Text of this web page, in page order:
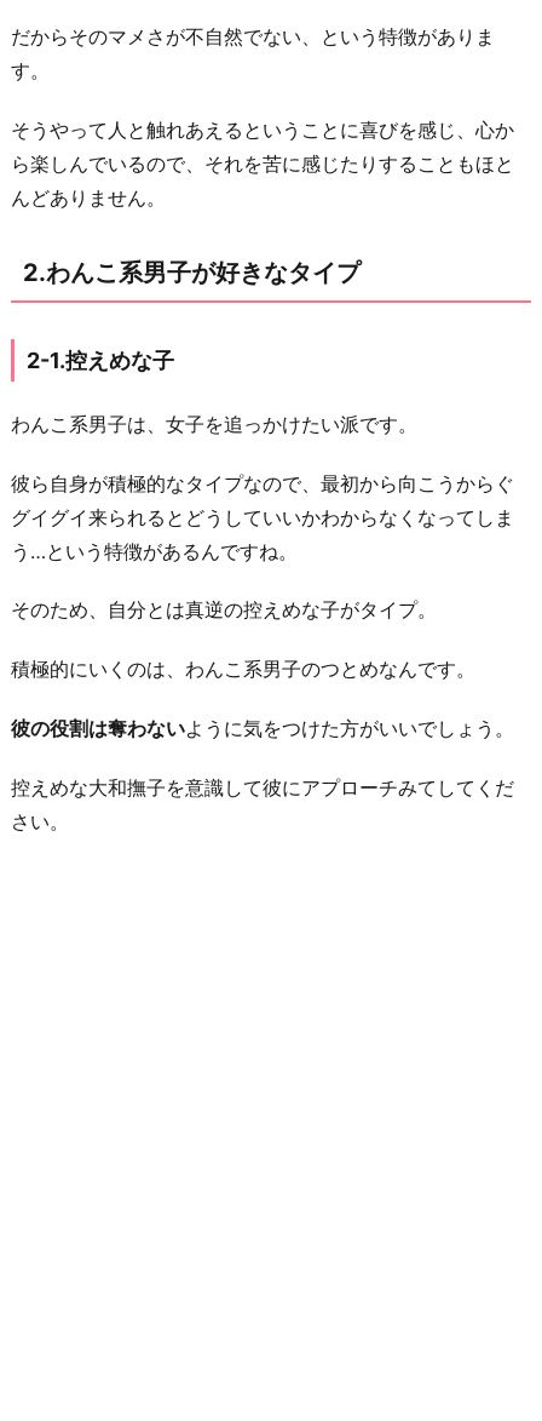
な
る
4.
わ
り
だからそのマメさが不自然でない、という特徴がありま
す。
そうやって人と触れあえるということに喜びを感じ、心か
ら楽しんでいるので、それを苦に感じたりすることもほと
んどありません。
2.わんこ系男子が好きなタイプ
2-1.控えめな子
わんこ系男子は、女子を追っかけたい派です。
彼ら自身が積極的なタイプなので、最初から向こうからぐ
グイグイ来られるとどうしていいかわからなくなってしま
う…という特徴があるんですね。
そのため、自分とは真逆の控えめな子がタイプ。
積極的にいくのは、わんこ系男子のつとめなんです。
彼の役割は奪わないように気をつけた方がいいでしょう。
控えめな大和撫子を意識して彼にアプローチみてしてくだ
さい。